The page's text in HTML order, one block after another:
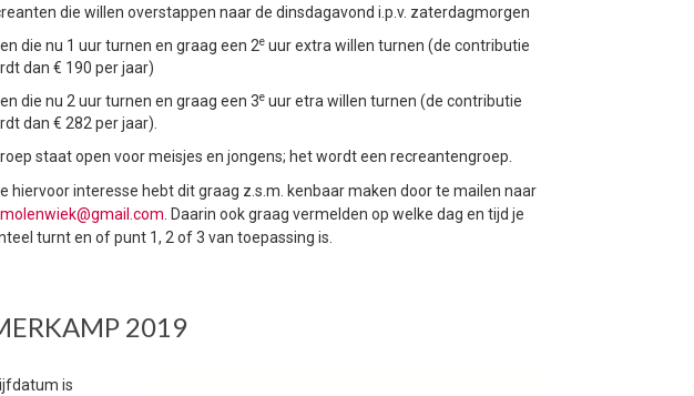
die willen overstappen naar de dinsdagavond i.p.v. zaterdagmorgen
die nu 1 uur turnen en graag een 2e uur extra willen turnen (de contributie
dan € 190 per jaar)
die nu 2 uur turnen en graag een 3e uur etra willen turnen (de contributie
dan € 282 per jaar).
staat open voor meisjes en jongens; het wordt een recreantengroep.
hiervoor interesse hebt dit graag z.s.m. kenbaar maken door te mailen naar
. Daarin ook graag vermelden op welke dag en tijd je
turnt en of punt 1, 2 of 3 van toepassing is.
2019
is